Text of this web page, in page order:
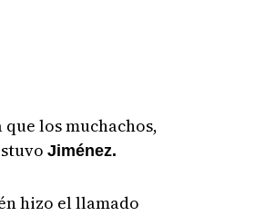
los muchachos,
Jiménez.
hizo el llamado